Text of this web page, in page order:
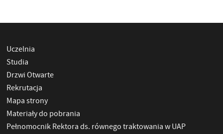
Uczelnia
Studia
Drzwi Otwarte
Rekrutacja
Mapa strony
Materiały do pobrania
Pełnomocnik Rektora ds. równego traktowania w UAP